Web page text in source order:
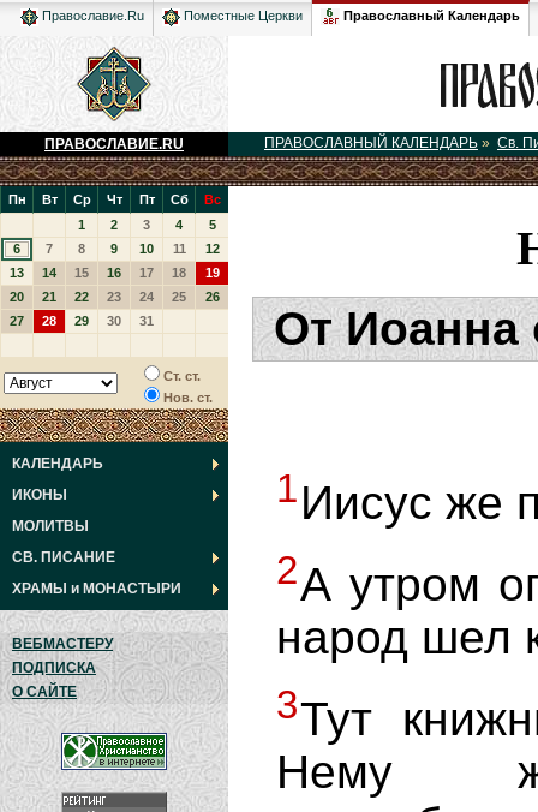
Православие.Ru Поместные Церкви Православный Календарь
ПРАВОСЛАВИЕ.RU ПРАВОСЛАВНЫЙ КАЛЕНДАРЬ » Св.
Пн Вт Ср Чт Пт Сб
Вс
1
2 3 4
5
6
7 8 9 10 11
12
13
14 15 16 17 18
19
20
21 22 23 24 25
26
27
28 29 30 31
Ст. ст.
Нов. ст.
КАЛЕНДАРЬ
ИКОНЫ
МОЛИТВЫ
СВ. ПИСАНИЕ
ХРАМЫ и МОНАСТЫРИ
ВЕБМАСТЕРУ
ПОДПИСКА
О САЙТЕ
От Иоанна
1Иисус же
2А утром
народ шел
3Тут
Нему